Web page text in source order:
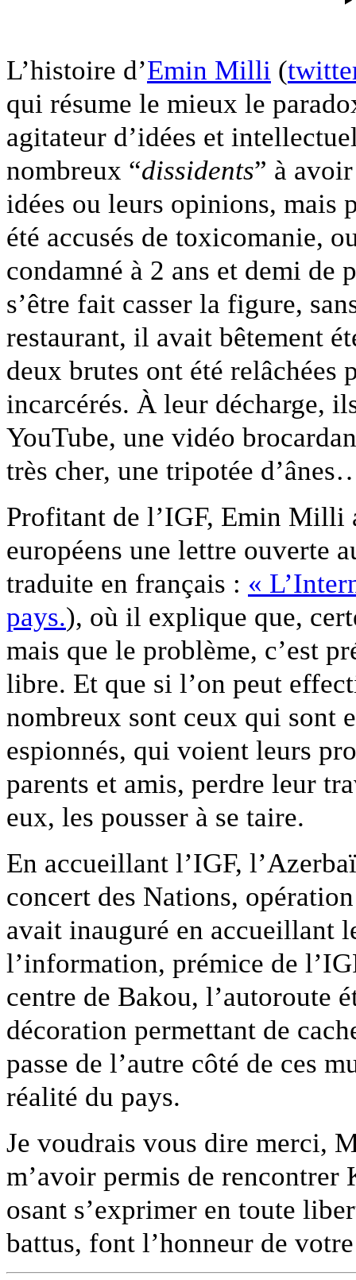
L’histoire d’Emin Milli (
qui résume le mieux le
agitateur d’idées et
nombreux “dissidents” à
idées ou leurs opinions, mais
été accusés de toxicomanie,
condamné à 2 ans et demi de
s’être fait casser la figure,
restaurant, il avait bêtement
deux brutes ont été
incarcérés. À leur décharge,
YouTube, une vidéo
très cher, une tripotée
Profitant de l’IGF, Emin Milli
européens une lettre ouverte
traduite en français : «
pays.), où il explique que,
mais que le problème, c’est
libre. Et que si l’on peut
nombreux sont ceux qui sont
espionnés, qui voient leurs
parents et amis, perdre leur
eux, les pousser à se taire.
En accueillant l’IGF,
concert des Nations,
avait inauguré en accueillant
l’information, prémice de
centre de Bakou, l’autoroute
décoration permettant de
passe de l’autre côté de ces
réalité du pays.
Je voudrais vous dire merci,
m’avoir permis de
osant s’exprimer en toute
battus, font l’honneur de